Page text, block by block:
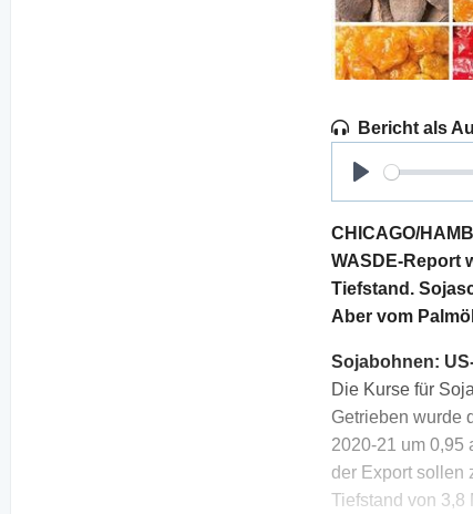
Bericht als
Play
CHICAGO/
WASDE-Report
Tiefstand.
Aber vom
Sojabohnen:
Die Kurse für
Getrieben wurde
2020-21 um 0,95
der Export sollen
Tiefstand von 3,8